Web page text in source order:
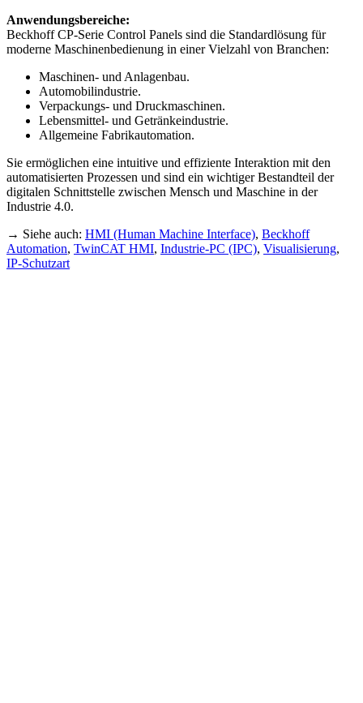
Anwendungsbereiche:
Beckhoff CP-Serie Control Panels sind die Standardlösung für
moderne Maschinenbedienung in einer Vielzahl von Branchen:
Maschinen- und Anlagenbau.
Automobilindustrie.
Verpackungs- und Druckmaschinen.
Lebensmittel- und Getränkeindustrie.
Allgemeine Fabrikautomation.
Sie ermöglichen eine intuitive und effiziente Interaktion mit den
automatisierten Prozessen und sind ein wichtiger Bestandteil der
digitalen Schnittstelle zwischen Mensch und Maschine in der
Industrie 4.0.
→ Siehe auch: HMI (Human Machine Interface), Beckhoff
Automation, TwinCAT HMI, Industrie-PC (IPC), Visualisierung,
IP-Schutzart